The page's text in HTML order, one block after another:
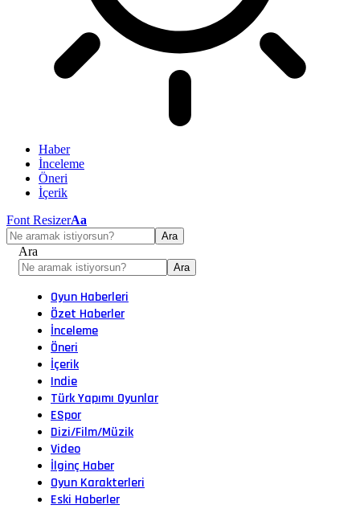
Haber
İnceleme
Öneri
İçerik
Font ResizerAa
Ara
Oyun Haberleri
Özet Haberler
İnceleme
Öneri
İçerik
Indie
Türk Yapımı Oyunlar
ESpor
Dizi/Film/Müzik
Video
İlginç Haber
Oyun Karakterleri
Eski Haberler